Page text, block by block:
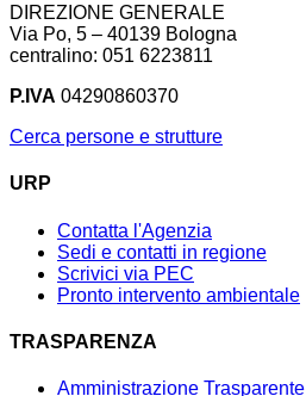
DIREZIONE GENERALE
Via Po, 5 – 40139 Bologna
centralino: 051 6223811
P.IVA 04290860370
Cerca persone e strutture
URP
Contatta l'Agenzia
Sedi e contatti in regione
Scrivici via PEC
Pronto intervento ambientale
TRASPARENZA
Amministrazione Trasparente